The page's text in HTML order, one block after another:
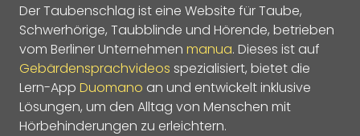
Der Taubenschlag ist eine Website für Taube,
Schwerhörige, Taubblinde und Hörende, betrieben
vom Berliner Unternehmen manua. Dieses ist auf
Gebärdensprachvideos spezialisiert, bietet die
Lern-App Duomano an und entwickelt inklusive
Lösungen, um den Alltag von Menschen mit
Hörbehinderungen zu erleichtern.